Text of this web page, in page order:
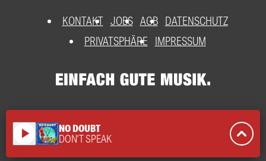
KONTAKT JOBS AGB DATENSCHUTZ
PRIVATSPHÄRE
IMPRESSUM
play_arrow NO DOUBT
DON'T SPEAK